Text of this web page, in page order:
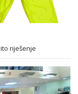
riješenje